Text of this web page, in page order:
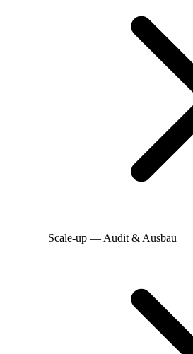
Scale-up — Audit & Ausbau